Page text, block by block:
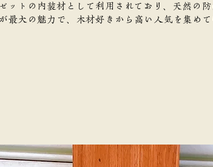
ットの内装材として利用されており、天然の防
最大の魅力で、木材好きから高い人気を集めて